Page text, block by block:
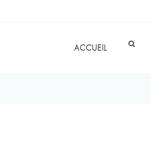
ACCUEIL